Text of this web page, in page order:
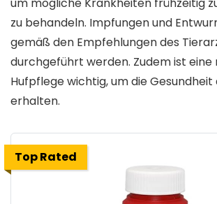
um mögliche Krankheiten frühzeitig
zu behandeln. Impfungen und
gemäß den Empfehlungen des
durchgeführt werden. Zudem ist
Hufpflege wichtig, um die Gesundheit
erhalten.
Top Rated